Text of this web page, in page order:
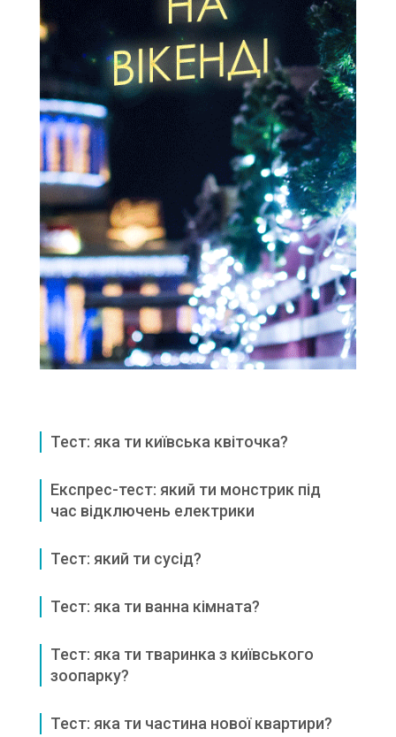
Тест: яка ти київська квіточка?
Експрес-тест: який ти монстрик під
час відключень електрики
Тест: який ти сусід?
Тест: яка ти ванна кімната?
Тест: яка ти тваринка з київського
зоопарку?
Тест: яка ти частина нової квартири?